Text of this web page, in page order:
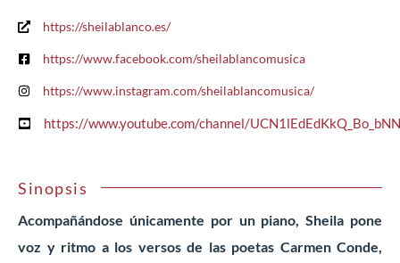
https://sheilablanco.es/
https://www.facebook.com/sheilablancomusica
https://www.instagram.com/sheilablancomusica/
https://www.youtube.com/channel/
Sinopsis
Acompañándose únicamente por un piano, Sheila pone
voz y ritmo a los versos de las poetas Carmen Conde,